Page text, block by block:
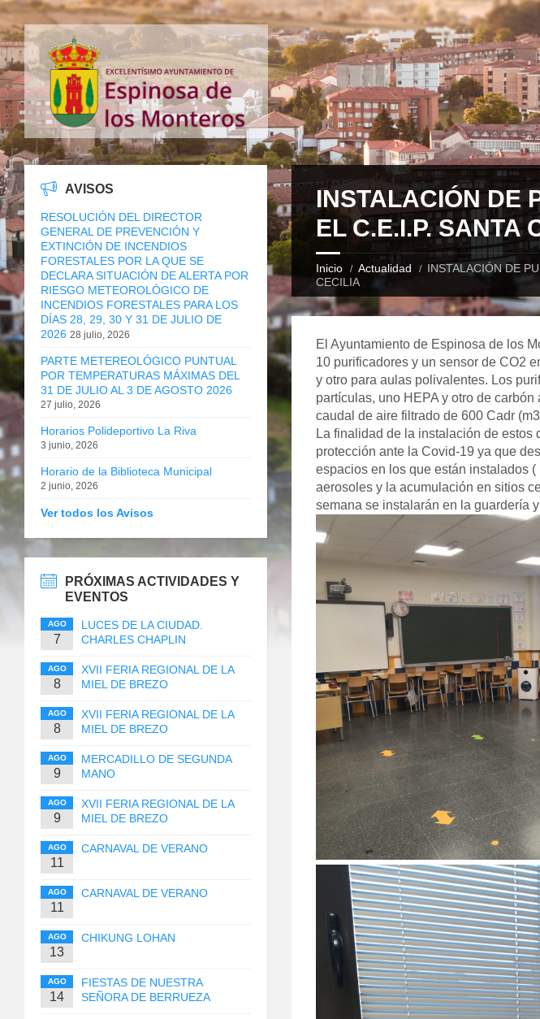
INSTALACIÓN DE
EL C.E.I.P. SANTA
Inicio Actualidad
INSTALACIÓN DE
CECILIA
El Ayuntamiento de Espinosa de los
10 purificadores y un sensor de CO2
y otro para aulas polivalentes. Los
partículas, uno HEPA y otro de
caudal de aire filtrado de 600 Cadr
La finalidad de la instalación de estos
protección ante la Covid-19 ya que
espacios en los que están instalados
aerosoles y la acumulación en sitios
semana se instalarán en la guardería
AVISOS
RESOLUCIÓN DEL DIRECTOR
GENERAL DE PREVENCIÓN Y
EXTINCIÓN DE INCENDIOS
FORESTALES POR LA QUE SE
DECLARA SITUACIÓN DE ALERTA POR
RIESGO METEOROLÓGICO DE
INCENDIOS FORESTALES PARA LOS
DÍAS 28, 29, 30 Y 31 DE JULIO DE
2026 28 julio, 2026
PARTE METEREOLÓGICO PUNTUAL
POR TEMPERATURAS MÁXIMAS DEL
31 DE JULIO AL 3 DE AGOSTO 2026
27 julio, 2026
Horarios Polideportivo La Riva
3 junio, 2026
Horario de la Biblioteca Municipal
2 junio, 2026
Ver todos los Avisos
PRÓXIMAS ACTIVIDADES Y
EVENTOS
AGO
7
LUCES DE LA CIUDAD.
CHARLES CHAPLIN
AGO
8
XVII FERIA REGIONAL DE LA
MIEL DE BREZO
AGO
8
XVII FERIA REGIONAL DE LA
MIEL DE BREZO
AGO
9
MERCADILLO DE SEGUNDA
MANO
AGO
9
XVII FERIA REGIONAL DE LA
MIEL DE BREZO
AGO
11
CARNAVAL DE VERANO
AGO
11
CARNAVAL DE VERANO
AGO
13
CHIKUNG LOHAN
AGO
14
FIESTAS DE NUESTRA
SEÑORA DE BERRUEZA